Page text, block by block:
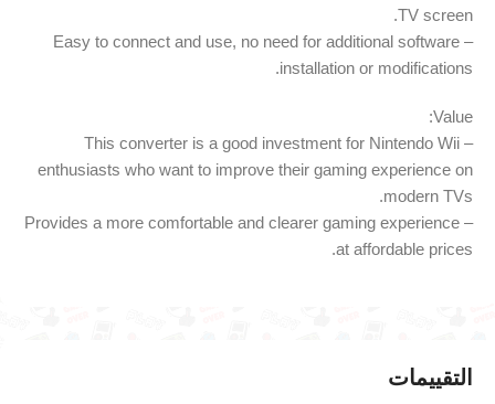
TV screen.
– Easy to connect and use, no need for additional software
installation or modifications.
Value:
– This converter is a good investment for Nintendo Wii
enthusiasts who want to improve their gaming experience on
modern TVs.
– Provides a more comfortable and clearer gaming experience
at affordable prices.
التقييمات